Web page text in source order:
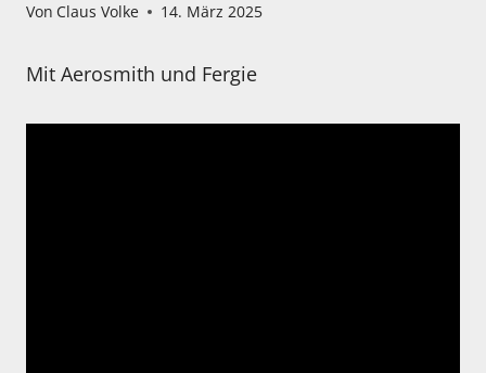
Von Claus Volke 14. März 2025
Mit Aerosmith und Fergie